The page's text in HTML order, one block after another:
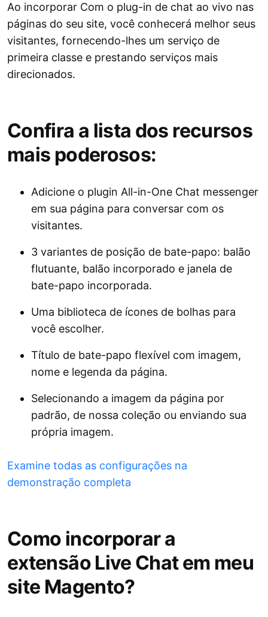
Ao incorporar Com o plug-in de chat ao vivo nas
páginas do seu site, você conhecerá melhor seus
visitantes, fornecendo-lhes um serviço de
primeira classe e prestando serviços mais
direcionados.
Confira a lista dos recursos
mais poderosos:
Adicione o plugin All-in-One Chat messenger
em sua página para conversar com os
visitantes.
3 variantes de posição de bate-papo: balão
flutuante, balão incorporado e janela de
bate-papo incorporada.
Uma biblioteca de ícones de bolhas para
você escolher.
Título de bate-papo flexível com imagem,
nome e legenda da página.
Selecionando a imagem da página por
padrão, de nossa coleção ou enviando sua
própria imagem.
Examine todas as configurações na
demonstração completa
Como incorporar a
extensão Live Chat em meu
site Magento?